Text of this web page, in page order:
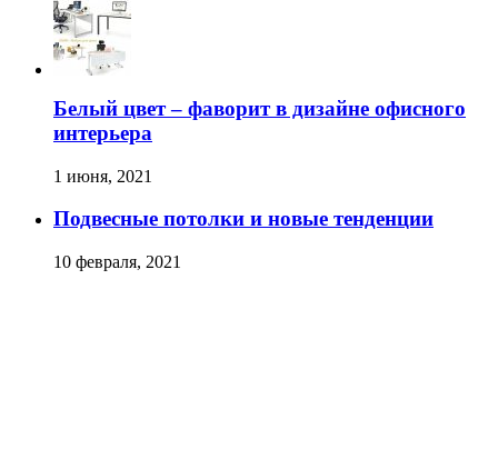
Белый цвет – фаворит в дизайне офисного
интерьера
1 июня, 2021
Подвесные потолки и новые тенденции
10 февраля, 2021